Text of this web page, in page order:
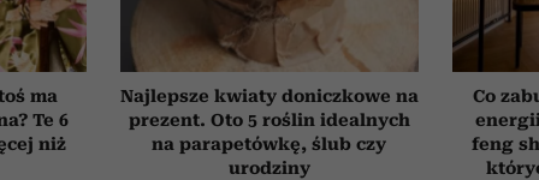
ma
Te 6
niż
Najlepsze kwiaty doniczkowe na
prezent. Oto 5 roślin idealnych
na parapetówkę, ślub czy
urodziny
Co
feng